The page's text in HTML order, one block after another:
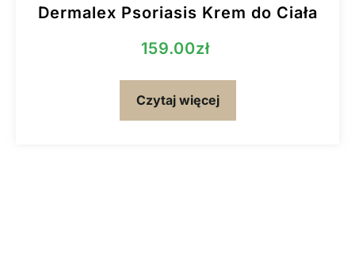
Dermalex Psoriasis Krem do Ciała
159.00zł
Czytaj więcej